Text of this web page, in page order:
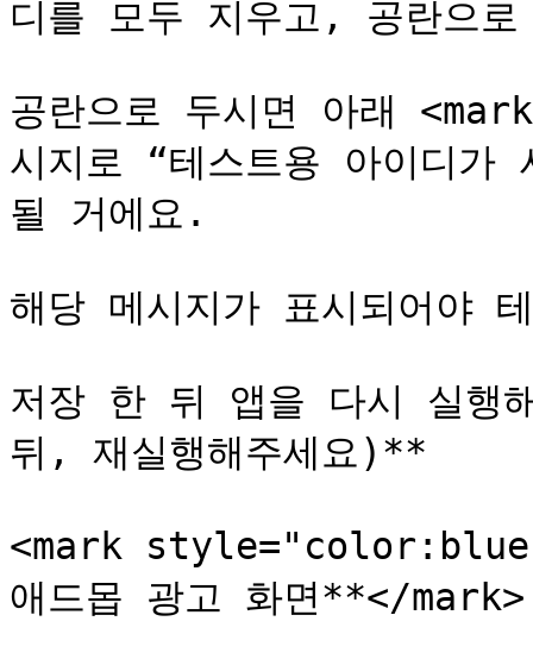
디를 모두 지우고, 공란으
공란으로 두시면 아래
시지로 “테스트용 아이디가
될 거에요.
해당 메시지가 표시되어야
저장 한 뒤 앱을 다시 실행
뒤, 재실행해주세요)**
<mark
애드몹 광고 화면**</mark>